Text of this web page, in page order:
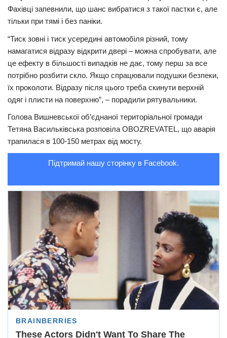
Шоу-біз
#Війна
Фахівці запевнили, що шанс вибратися з такої пастки є, але
тільки при тямі і без паніки.
“Тиск зовні і тиск усередині автомобіля різний, тому
намагатися відразу відкрити двері – можна спробувати, але
це ефекту в більшості випадків не дає, тому перш за все
потрібно розбити скло. Якщо спрацювали подушки безпеки,
їх проколоти. Відразу після цього треба скинути верхній
одяг і плисти на поверхню”, – порадили рятувальники.
Голова Вишневської об’єднаної територіальної громади
Тетяна Васильківська розповіла OBOZREVATEL, що аварія
трапилася в 100-150 метрах від мосту.
Підтримай нашу сторінку в Facebook.